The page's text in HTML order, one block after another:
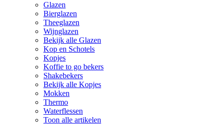
Glazen
Bierglazen
Theeglazen
Wijnglazen
Bekijk alle Glazen
Kop en Schotels
Kopjes
Koffie to go bekers
Shakebekers
Bekijk alle Kopjes
Mokken
Thermo
Waterflessen
Toon alle artikelen